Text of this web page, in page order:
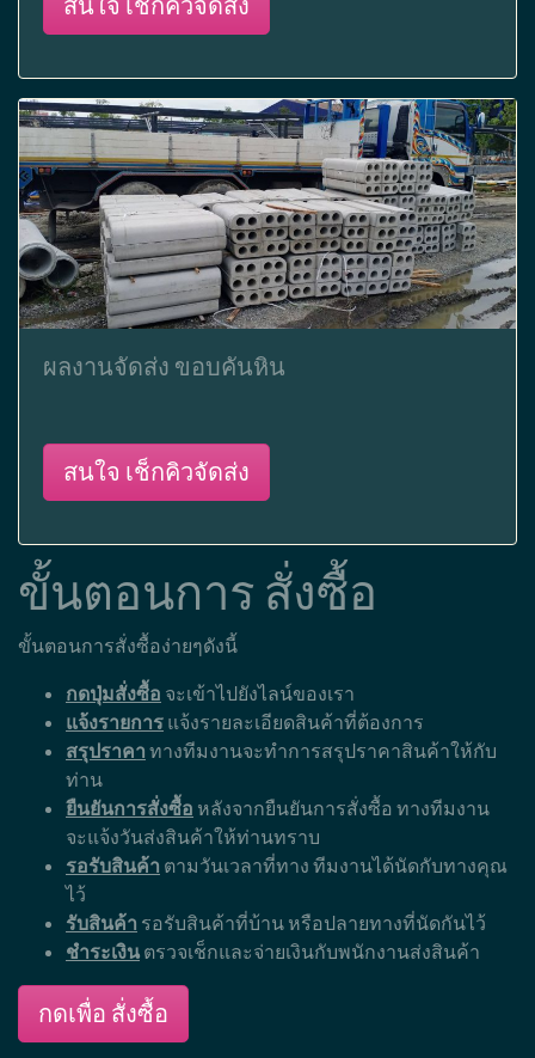
ผลงานจัดส่ง ขอบคันหิน
สนใจ เช็กคิวจัดส่ง
ขั้นตอนการ สั่งซื้อ
ขั้นตอนการสั่งซื้อง่ายๆดังนี้
กดปุ่มสั่งซื้อ จะเข้าไปยังไลน์ของเรา
แจ้งรายการ แจ้งรายละเอียดสินค้าที่ต้องการ
สรุปราคา ทางทีมงานจะทำการสรุปราคาสินค้าให้กับ
ท่าน
ยืนยันการสั่งซื้อ หลังจากยืนยันการสั่งซื้อ ทางทีมงาน
จะแจ้งวันส่งสินค้าให้ท่านทราบ
รอรับสินค้า ตามวันเวลาที่ทาง ทีมงานได้นัดกับทางคุณ
ไว้
รับสินค้า รอรับสินค้าที่บ้าน หรือปลายทางที่นัดกันไว้
ชำระเงิน ตรวจเช็กและจ่ายเงินกับพนักงานส่งสินค้า
กดเพื่อ สั่งซื้อ